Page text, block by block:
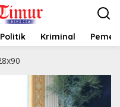
Politik Kriminal